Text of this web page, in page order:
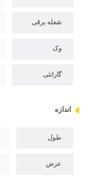
شعله برقی
وک
گارانتی
اندازه
طول
عرض